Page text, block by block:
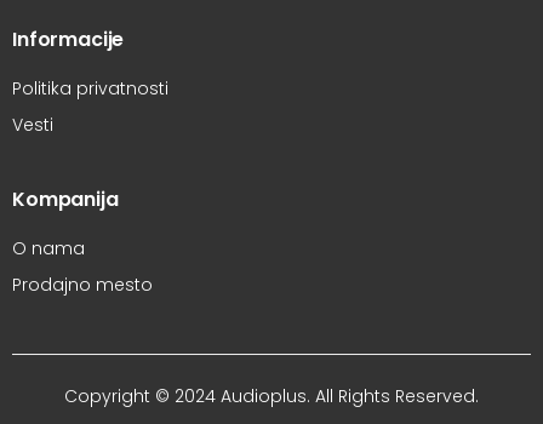
Informacije
Politika privatnosti
Vesti
Kompanija
O nama
Prodajno mesto
Copyright © 2024 Audioplus. All Rights Reserved.